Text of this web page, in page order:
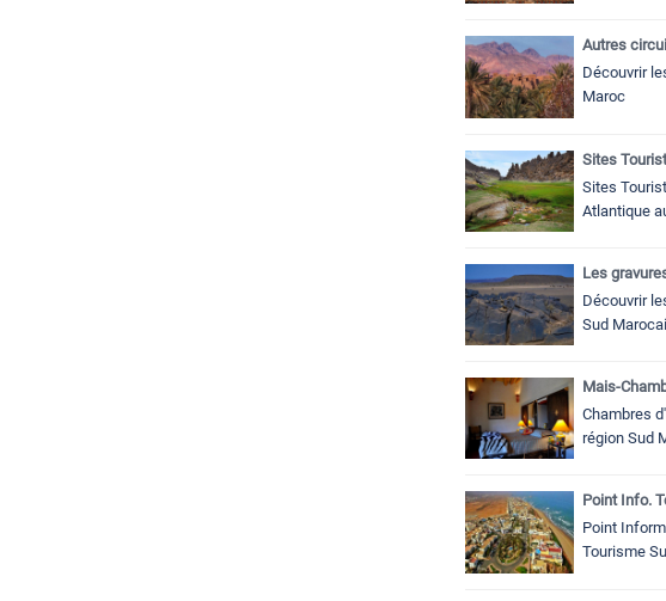
Autres
Découvrir
Maroc
Sites
Sites
Atlantique
Les
Découvrir
Sud
Mais-
Chambres
région Sud
Point Info.
Point
Tourisme